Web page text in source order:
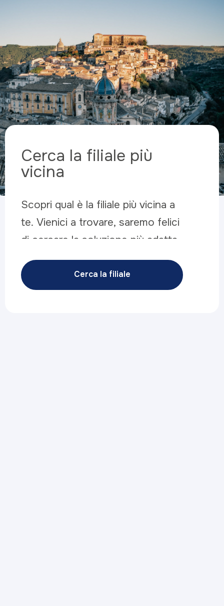
Cerca la filiale più
vicina
Scopri qual è la filiale più vicina a
te. Vienici a trovare, saremo felici
di cercare la soluzione più adatta
alle tue esigenze.
Cerca la filiale